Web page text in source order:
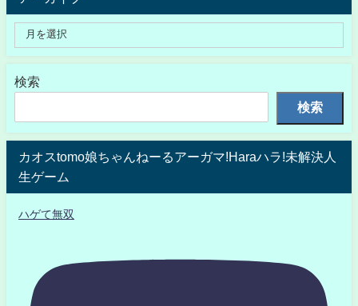
検索
検索
カオスtomo娘ちゃんねーるアーガマ!Haraハラ!未解決人
生ゲーム
ハゲて無双